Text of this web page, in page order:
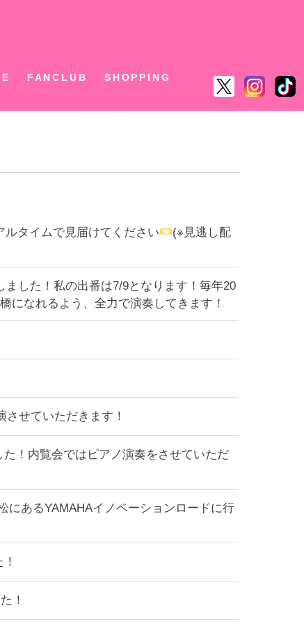
FANCLUB
SHOPPING
タイムで見届けてください
(※見逃し配
した！私の出番は7/9となります！毎年20
になれるよう、全力で演奏してきます！
せていただきます！
！内覧会ではピアノ演奏をさせていただ
にあるYAMAHAイノベーションロードに行
！